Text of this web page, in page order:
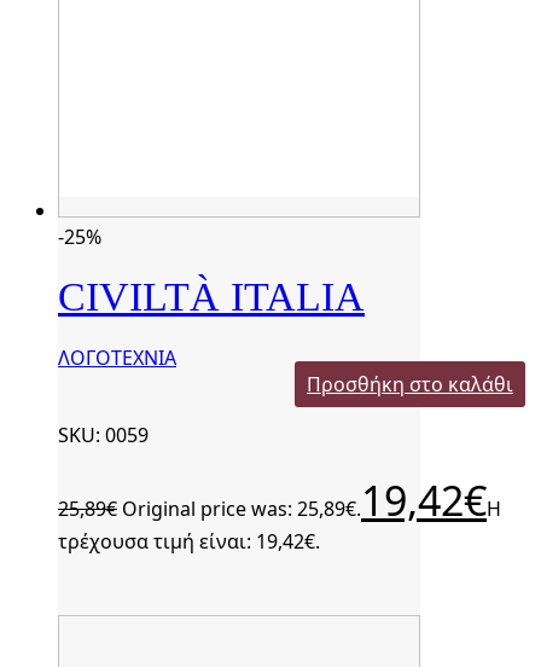
-25%
CIVILTÀ ITALIA
ΛΟΓΟΤΕΧΝΙΑ
Προσθήκη στο καλάθι
SKU: 0059
25,89€ Original price was: 25,89€.19,42€Η
τρέχουσα τιμή είναι: 19,42€.